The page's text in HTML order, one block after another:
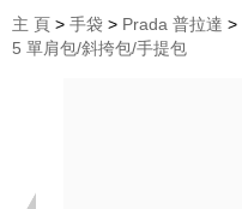
主 頁 手袋 Prada 普拉達
5 單肩包/斜挎包/手提包